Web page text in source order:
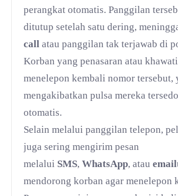
perangkat otomatis. Panggilan
ditutup setelah satu dering,
call atau panggilan tak terjawab di
Korban yang penasaran atau
menelepon kembali nomor tersebut,
mengakibatkan pulsa mereka
otomatis.
Selain melalui panggilan telepon,
juga sering mengirim pesan
melalui SMS,WhatsApp, atauemail
mendorong korban agar menelepon